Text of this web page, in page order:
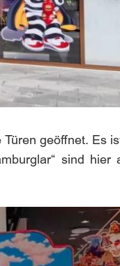
geöffnet. Es
sind